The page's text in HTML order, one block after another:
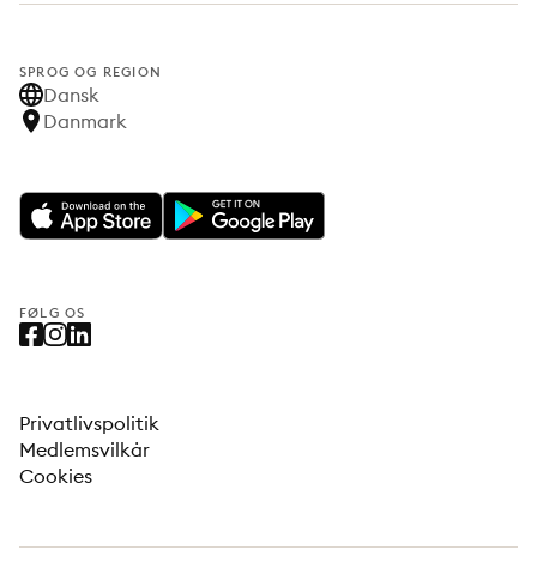
SPROG OG REGION
Dansk
Danmark
FØLG OS
Privatlivspolitik
Medlemsvilkår
Cookies